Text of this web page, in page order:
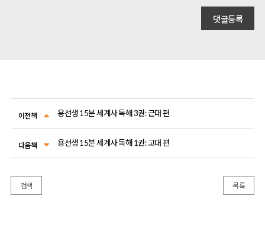
이전책 용선생 15분 세계사 독해 3권: 근대 편
다음책 용선생 15분 세계사 독해 1권: 고대 편
검색 목록